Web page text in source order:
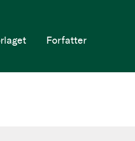
Forfatter